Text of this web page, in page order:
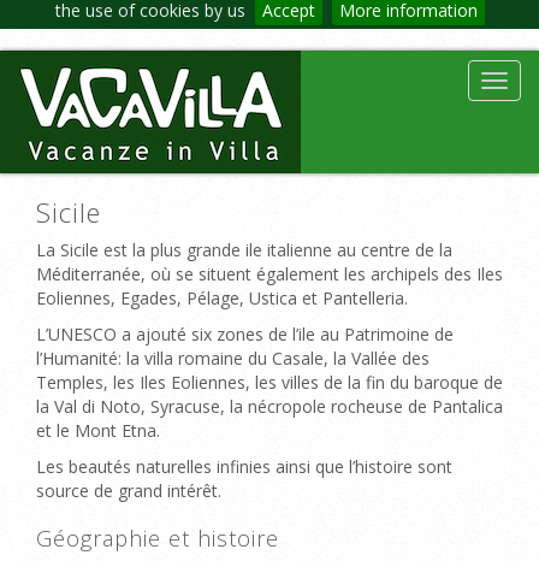
the use of cookies by us Accept More information
Sicile
La Sicile est la plus grande ile italienne au centre de la
Méditerranée, où se situent également les archipels des Iles
Eoliennes, Egades, Pélage, Ustica et Pantelleria.
L’UNESCO a ajouté six zones de l’ile au Patrimoine de
l’Humanité: la villa romaine du Casale, la Vallée des
Temples, les Iles Eoliennes, les villes de la fin du baroque de
la Val di Noto, Syracuse, la nécropole rocheuse de Pantalica
et le Mont Etna.
Les beautés naturelles infinies ainsi que l’histoire sont
source de grand intérêt.
Géographie et histoire